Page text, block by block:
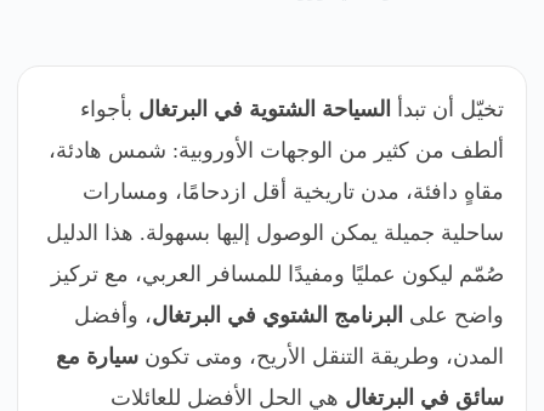
تخيّل أن تبدأ السياحة الشتوية في البرتغال بأجواء
ألطف من كثير من الوجهات الأوروبية: شمس هادئة،
مقاهٍ دافئة، مدن تاريخية أقل ازدحامًا، ومسارات
ساحلية جميلة يمكن الوصول إليها بسهولة. هذا الدليل
صُمّم ليكون عمليًا ومفيدًا للمسافر العربي، مع تركيز
واضح على البرنامج الشتوي في البرتغال، وأفضل
المدن، وطريقة التنقل الأريح، ومتى تكون سيارة مع
سائق في البرتغال هي الحل الأفضل للعائلات